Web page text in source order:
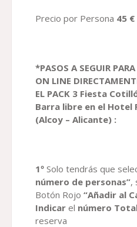
Precio por Persona 45 €
*PASOS A SEGUIR PARA
ON LINE
EL PACK 3 Fiesta
Barra libre en el Hotel
(Alcoy – Alicante) :
1º Solo tendrás que
número de personas”,
Botón Rojo “Añadir al
Indicar el número
reserva